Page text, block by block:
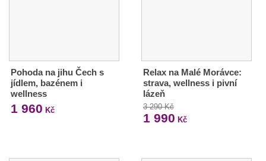
Pohoda na jihu Čech s
jídlem, bazénem i
wellness
1 960 Kč
Relax na Malé Morávce:
strava, wellness i pivní
lázeň
3 290 Kč
1 990 Kč